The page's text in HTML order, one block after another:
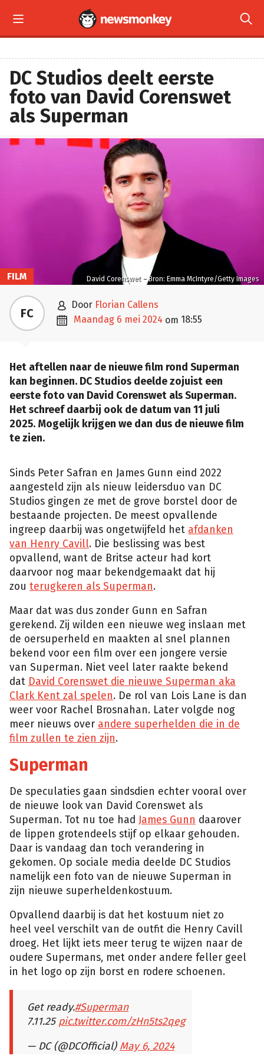
 
DC Studios deelt eerste
foto van David Corenswet
als Superman
David Corenswet – Bron: Emma McIntyre/Getty Images
FILM
FC  door Florian Callens
 maandag 6 mei 2024 om 18:55
Het aftellen naar de nieuwe film rond Superman
kan beginnen. DC Studios deelde zojuist een
eerste foto van David Corenswet als Superman.
Het schreef daarbij ook de datum van 11 juli
2025. Mogelijk krijgen we dan dus de nieuwe film
te zien.
Sinds Peter Safran en James Gunn eind 2022
aangesteld zijn als nieuw leidersduo van DC
Studios gingen ze met de grove borstel door de
bestaande projecten. De meest opvallende
ingreep daarbij was ongetwijfeld het afdanken
van Henry Cavill. Die beslissing was best
opvallend, want de Britse acteur had kort
daarvoor nog maar bekendgemaakt dat hij
zou terugkeren als Superman.
Maar dat was dus zonder Gunn en Safran
gerekend. Zij wilden een nieuwe weg inslaan met
de oersuperheld en maakten al snel plannen
bekend voor een film over een jongere versie
van Superman. Niet veel later raakte bekend
dat David Corenswet die nieuwe Superman aka
Clark Kent zal spelen. De rol van Lois Lane is dan
weer voor Rachel Brosnahan. Later volgde nog
meer nieuws over andere superhelden die in de
film zullen te zien zijn.
Superman
De speculaties gaan sindsdien echter vooral over
de nieuwe look van David Corenswet als
Superman. Tot nu toe had James Gunn daarover
de lippen grotendeels stijf op elkaar gehouden.
Daar is vandaag dan toch verandering in
gekomen. Op sociale media deelde DC Studios
namelijk een foto van de nieuwe Superman in
zijn nieuwe superheldenkostuum.
Opvallend daarbij is dat het kostuum niet zo
heel veel verschilt van de outfit die Henry Cavill
droeg. Het lijkt iets meer terug te wijzen naar de
oudere Supermans, met onder andere feller geel
in het logo op zijn borst en rodere schoenen.
Get ready.#Superman
7.11.25pic.twitter.com/zHn5ts2qeg
— DC (@DCOfficial) May 6, 2024